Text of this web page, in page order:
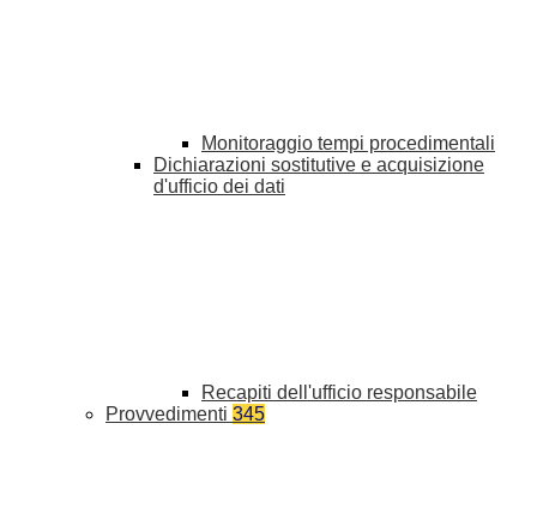
Monitoraggio tempi procedimentali
Dichiarazioni sostitutive e acquisizione
d'ufficio dei dati
Recapiti dell'ufficio responsabile
Provvedimenti 345